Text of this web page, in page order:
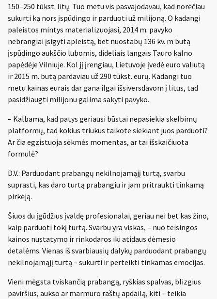
150–250 tūkst. litų. Tuo metu vis pasvajodavau, kad norėčiau
sukurti ką nors įspūdingo ir parduoti už milijoną. O kadangi
paleistos mintys materializuojasi, 2014 m. pavyko
nebrangiai įsigyti apleistą, bet nuostabų 136 kv. m butą
įspūdingo aukščio lubomis, dideliais langais Tauro kalno
papėdėje Vilniuje. Kol jį įrengiau, Lietuvoje įvedė euro valiutą
ir 2015 m. butą pardaviau už 290 tūkst. eurų. Kadangi tuo
metu kainas eurais dar gana ilgai išsiversdavom į litus, tad
pasidžiaugti milijonu galima sakyti pavyko.
– Kalbama, kad patys geriausi būstai nepasiekia skelbimų
platformų, tad kokius triukus taikote siekiant juos parduoti?
Ar čia egzistuoja sėkmės momentas, ar tai išskaičiuota
formulė?
D.V.: Parduodant prabangų nekilnojamąjį turtą, svarbu
suprasti, kas daro turtą prabangiu ir jam pritraukti tinkamą
pirkėją.
Šiuos du įgūdžius įvaldę profesionalai, geriau nei bet kas žino,
kaip parduoti tokį turtą. Svarbu yra viskas, – nuo teisingos
kainos nustatymo ir rinkodaros iki atidaus dėmesio
detalėms. Vienas iš svarbiausių dalykų parduodant prabangų
nekilnojamąjį turtą – sukurti ir perteikti tinkamas emocijas.
Vieni mėgsta tviskančią prabangą, ryškias spalvas, blizgius
paviršius, aukso ar marmuro raštų apdailą, kiti – teikia